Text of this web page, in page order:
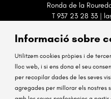
Ronda de la
T 937 23 28 33|
Sitemap Avís Legal Ús de
Informació sobre
Utilitzem cookies pròpies i de
lloc web, i si ens dona el seu
per recopilar dades de les seves
agregades per millorar els nostres